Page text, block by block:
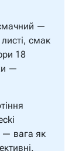
—
смак
18
—
— вага як